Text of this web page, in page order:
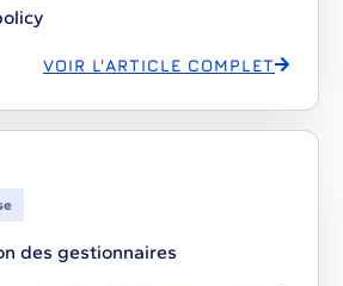
VOIR L'ARTICLE COMPLET
des gestionnaires